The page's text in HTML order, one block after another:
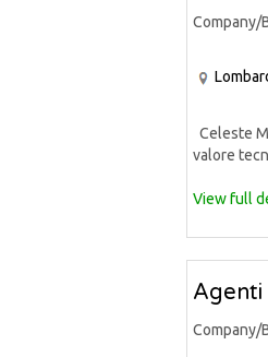
Company/
Celeste
valore
View full
Agenti
Company/